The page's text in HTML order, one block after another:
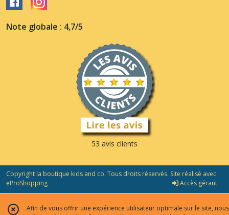
Note globale : 4,7/5
53 avis clients
Copyright la boutique kids and co. Tous droits réservés. Site réalisé avec
eProShopping
Accès gérant
Afin de vous offrir une expérience utilisateur optimale sur le site, nous